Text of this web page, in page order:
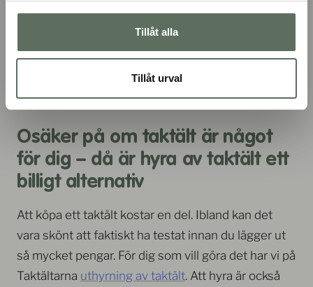
Tillåt alla
Tillåt urval
Osäker på om taktält är något
för dig – då är hyra av taktält ett
billigt alternativ
Att köpa ett taktält kostar en del. Ibland kan det
vara skönt att faktiskt ha testat innan du lägger ut
så mycket pengar. För dig som vill göra det har vi på
Taktältarna uthyrning av taktält. Att hyra är också